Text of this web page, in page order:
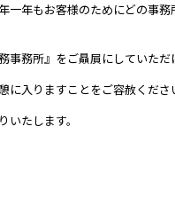
一年もお客様のためにどの事
事務所』をご贔屓にしていただ
に入りますことをご容赦くださ
たします。